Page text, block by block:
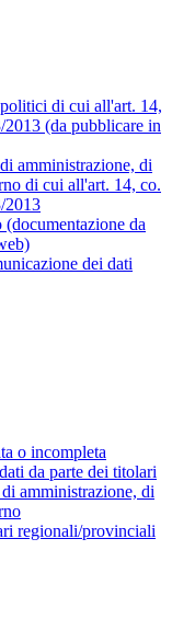
di cui all'art. 14,
(da pubblicare in
amministrazione, di
di cui all'art. 14, co.
2013
da
dei dati
o incompleta
da parte dei titolari
amministrazione, di
regionali/provinciali